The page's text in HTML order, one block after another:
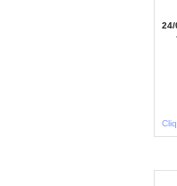
24/